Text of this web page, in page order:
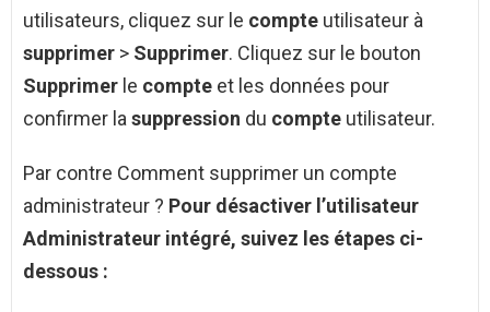
utilisateurs, cliquez sur le compte utilisateur à
supprimer > Supprimer. Cliquez sur le bouton
Supprimer le compte et les données pour
confirmer la suppression du compte utilisateur.
Par contre Comment supprimer un compte
administrateur ? Pour désactiver l’utilisateur
Administrateur intégré, suivez les étapes ci-
dessous :